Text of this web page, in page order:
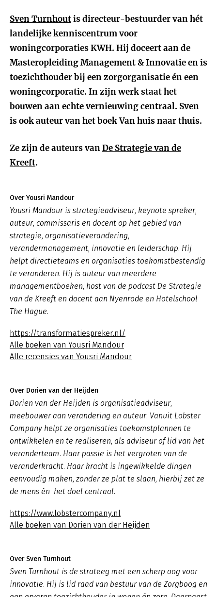
Sven Turnhoutis directeur-bestuurder van hét
landelijke kenniscentrum voor
woningcorporaties KWH. Hij doceert aan de
Masteropleiding Management & Innovatie en is
toezichthouder bij een zorgorganisatie én een
woningcorporatie. In zijn werk staat het
bouwen aan echte vernieuwing centraal. Sven
is ook auteur van het boek Van huis naar thuis.
Ze zijn de auteurs vanDe Strategie van de
Kreeft.
Over Yousri Mandour
Yousri Mandour is strategieadviseur, keynote spreker,
auteur, commissaris en docent op het gebied van
strategie, organisatieverandering,
verandermanagement, innovatie en leiderschap. Hij
helpt directieteams en organisaties toekomstbestendig
te veranderen. Hij is auteur van meerdere
managementboeken, host van de podcast De Strategie
van de Kreeft en docent aan Nyenrode en Hotelschool
The Hague.
https://transformatiespreker.nl/
Alle boeken van Yousri Mandour
Alle recensies van Yousri Mandour
Over Dorien van der Heijden
Dorien van der Heijden is organisatieadviseur,
meebouwer aan verandering en auteur. Vanuit Lobster
Company helpt ze organisaties toekomstplannen te
ontwikkelen en te realiseren, als adviseur of lid van het
veranderteam. Haar passie is het vergroten van de
veranderkracht. Haar kracht is ingewikkelde dingen
eenvoudig maken, zonder ze plat te slaan, hierbij zet ze
de mens én het doel centraal.
https://www.lobstercompany.nl
Alle boeken van Dorien van der Heijden
Over Sven Turnhout
Sven Turnhout is de strateeg met een scherp oog voor
innovatie. Hij is lid raad van bestuur van de Zorgboog en